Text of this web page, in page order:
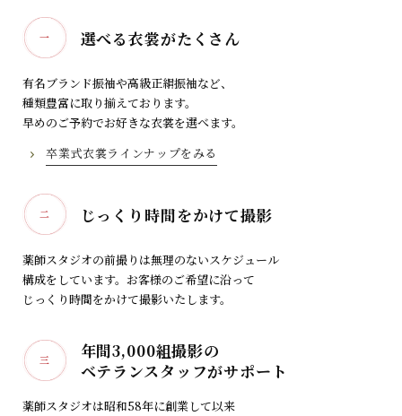
一 選べる衣裳がたくさん
有名ブランド振袖や高級正絹振袖など、
種類豊富に取り揃えております。
早めのご予約でお好きな衣裳を選べます。
卒業式衣裳ラインナップをみる
二 じっくり時間をかけて撮影
薬師スタジオの前撮りは無理のないスケジュール
構成をしています。お客様のご希望に沿って
じっくり時間をかけて撮影いたします。
三
年間3,000組撮影の
ベテランスタッフがサポート
薬師スタジオは昭和58年に創業して以来